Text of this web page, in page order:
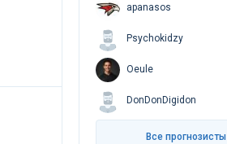
apanasos
Psychokidzy
Oeule
DonDonDigidon
Все прогнозисты